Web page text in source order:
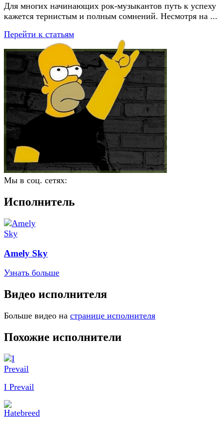
Для многих начинающих рок-музыкантов путь к успеху
кажется тернистым и полным сомнений. Несмотря на ...
Перейти к статьям
Мы в соц. сетях:
Исполнитель
Amely Sky
Узнать больше
Видео исполнителя
Больше видео на странице исполнителя
Похожие исполнители
I Prevail